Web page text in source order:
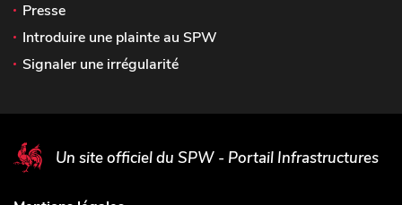
Presse
Introduire une plainte au SPW
Signaler une irrégularité
Un site officiel du SPW - Portail Infrastructures